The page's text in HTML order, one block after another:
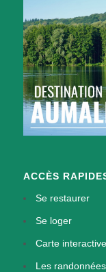
ACCÈS
Se restaurer
Se loger
Carte interactive
Les randonnées